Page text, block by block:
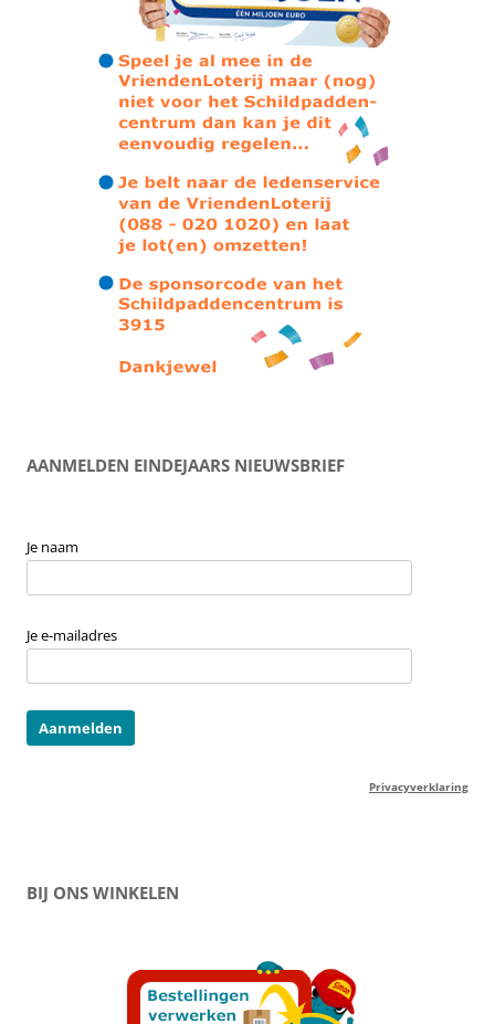
AANMELDEN EINDEJAARS NIEUWSBRIEF
Je naam
Je e-mailadres
Privacyverklaring
BIJ ONS WINKELEN